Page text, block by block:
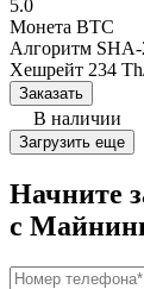
5.0
Монета BTC
Алгоритм SHA-
Хешрейт 234
Заказать
В наличии
Загрузить еще
Начните
с